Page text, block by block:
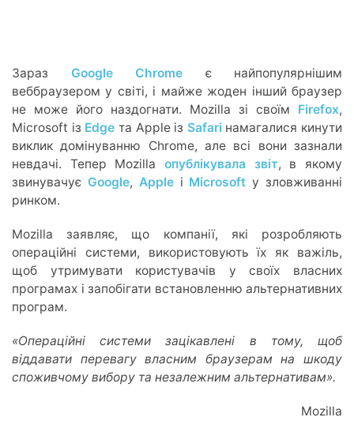
Зараз Google Chrome є найпопулярнішим
веббраузером у світі, і майже жоден інший браузер
не може його наздогнати. Mozilla зі своїм Firefox,
Microsoft із Edge та Apple із Safari намагалися кинути
виклик домінуванню Chrome, але всі вони зазнали
невдачі. Тепер Mozilla опублікувала звіт, в якому
звинувачує Google, Appleі Microsoft у зловживанні
ринком.
Mozilla заявляє, що компанії, які розробляють
операційні системи, використовують їх як важіль,
щоб утримувати користувачів у своїх власних
програмах і запобігати встановленню альтернативних
програм.
«Операційні системи зацікавлені в тому, щоб
віддавати перевагу власним браузерам на шкоду
споживчому вибору та незалежним альтернативам».
Mozilla